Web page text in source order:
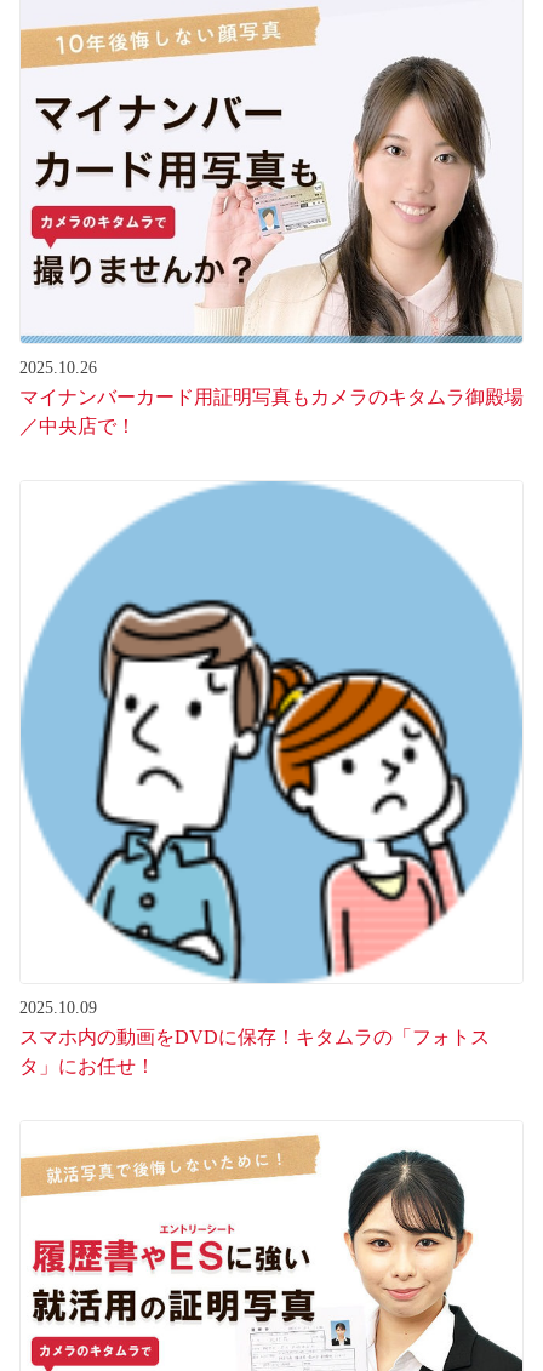
2025.10.26
マイナンバーカード用証明写真もカメラのキタムラ御殿場
／中央店で！
2025.10.09
スマホ内の動画をDVDに保存！キタムラの「フォトス
タ」にお任せ！